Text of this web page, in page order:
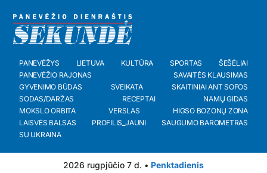
PANEVĖŽYS LIETUVA KULTŪRA SPORTAS
ŠEŠĖLIAI
PANEVĖŽIO RAJONAS
SAVAITĖS KLAUSIMAS
GYVENIMO BŪDAS
SVEIKATA
SKAITINIAI ANT SOFOS
SODAS/DARŽAS
RECEPTAI
NAMŲ GIDAS
MOKSLO ORBITA
VERSLAS
HIGSO BOZONŲ ZONA
LAISVĖS BALSAS
PROFILIS_JAUNI
SAUGUMO BAROMETRAS
SU UKRAINA
2026 rugpjūčio 7 d. • Penktadienis